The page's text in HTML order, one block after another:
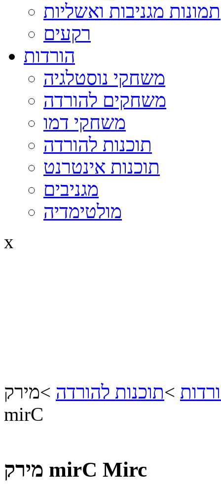
תמונות מגניבות ואשליות
רקעים
הורדות
משחקי נוסטלגיה
משחקים להורדה
משחקי דמו
תוכנות להורדה
תוכנות אינטרנט
מגניבים
מולטימדיה
x
>תוכנות להורדה >מירק
mirC
מירק mirC Mirc